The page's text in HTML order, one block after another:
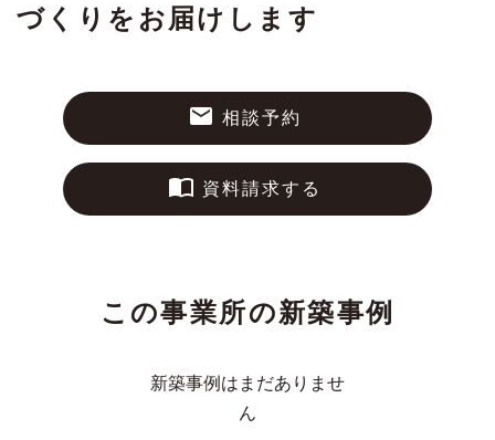
づくりをお届けします
相談予約
資料請求する
この事業所の新築事例
新築事例はまだありませ
ん